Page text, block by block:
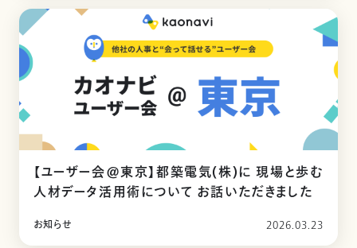
【ユーザー会@東京】都築電気(株)に 現場と歩む
人材データ活用術について お話いただきました
お知らせ 2026.03.23